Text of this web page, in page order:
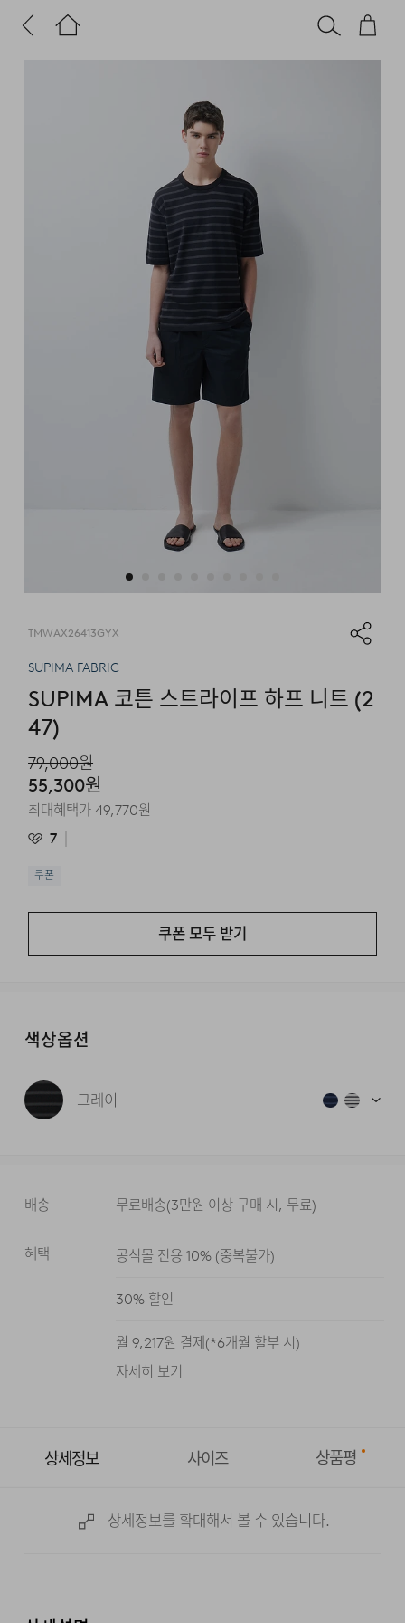
TMWAX26413GYX
SUPIMA FABRIC
SUPIMA 코튼 스트라이프 하프 니트 (2
47)
55,300원
79,000원
최대혜택가49,770원
7
쿠폰
쿠폰 모두 받기
색상옵션
그레이
다크 네이비
배송 무료배송(3만원 이상 구매 시, 무료)
혜택 공식몰 전용 10%(중복불가)
30% 할인
월 9,217원 결제(*6개월 할부 시)
자세히 보기
상세정보 사이즈 상품평
상세정보를 확대해서 볼 수 있습니다.